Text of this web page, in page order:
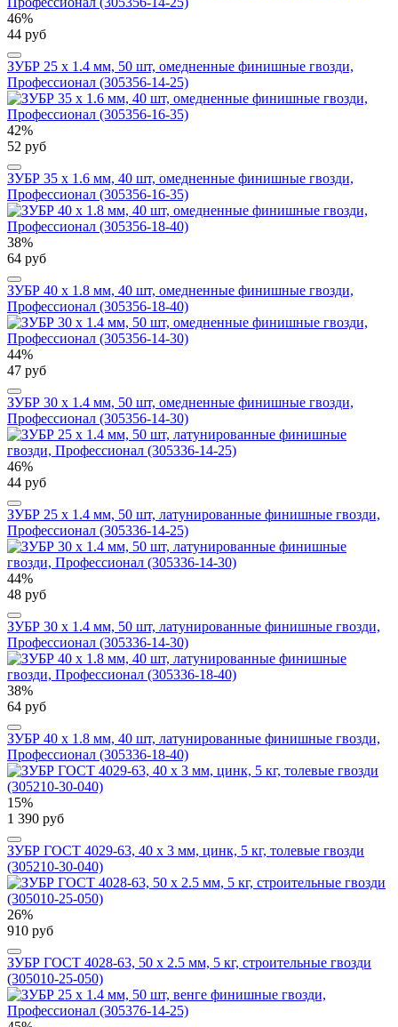
46%
44 руб
ЗУБР 25 x 1.4 мм, 50 шт, омедненные финишные гвозди,
Профессионал (305356-14-25)
42%
52 руб
ЗУБР 35 x 1.6 мм, 40 шт, омедненные финишные гвозди,
Профессионал (305356-16-35)
38%
64 руб
ЗУБР 40 x 1.8 мм, 40 шт, омедненные финишные гвозди,
Профессионал (305356-18-40)
44%
47 руб
ЗУБР 30 x 1.4 мм, 50 шт, омедненные финишные гвозди,
Профессионал (305356-14-30)
46%
44 руб
ЗУБР 25 x 1.4 мм, 50 шт, латунированные финишные гвозди,
Профессионал (305336-14-25)
44%
48 руб
ЗУБР 30 x 1.4 мм, 50 шт, латунированные финишные гвозди,
Профессионал (305336-14-30)
38%
64 руб
ЗУБР 40 x 1.8 мм, 40 шт, латунированные финишные гвозди,
Профессионал (305336-18-40)
15%
1 390 руб
ЗУБР ГОСТ 4029-63, 40 x 3 мм, цинк, 5 кг, толевые гвозди
(305210-30-040)
26%
910 руб
ЗУБР ГОСТ 4028-63, 50 x 2.5 мм, 5 кг, строительные гвозди
(305010-25-050)